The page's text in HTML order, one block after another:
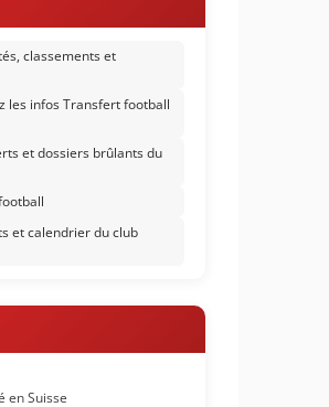
classements et
les infos Transfert football
et dossiers brûlants du
et calendrier du club
en Suisse